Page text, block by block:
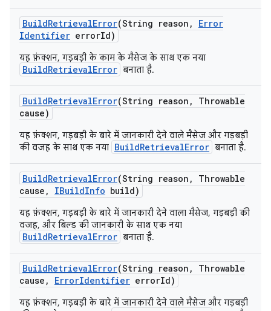
BuildRetrievalError(String reason ,
Error
Identifier errorId)
यह फ़ंक्शन, गड़बड़ी के काम के मैसेज के साथ एक नया
BuildRetrievalError बनाता है.
BuildRetrievalError(String reason ,
Throwable
cause)
यह फ़ंक्शन, गड़बड़ी के बारे में जानकारी देने वाले मैसेज और गड़बड़ी
की वजह के साथ एक नया BuildRetrievalError बनाता है.
BuildRetrievalError(String reason ,
Throwable
cause , IBuildInfo build)
यह फ़ंक्शन, गड़बड़ी के बारे में जानकारी देने वाला मैसेज, गड़बड़ी की
वजह, और बिल्ड की जानकारी के साथ एक नया
BuildRetrievalError बनाता है.
BuildRetrievalError(String reason ,
Throwable
cause , ErrorIdentifier errorId)
यह फ़ंक्शन, गड़बड़ी के बारे में जानकारी देने वाले मैसेज और गड़बड़ी